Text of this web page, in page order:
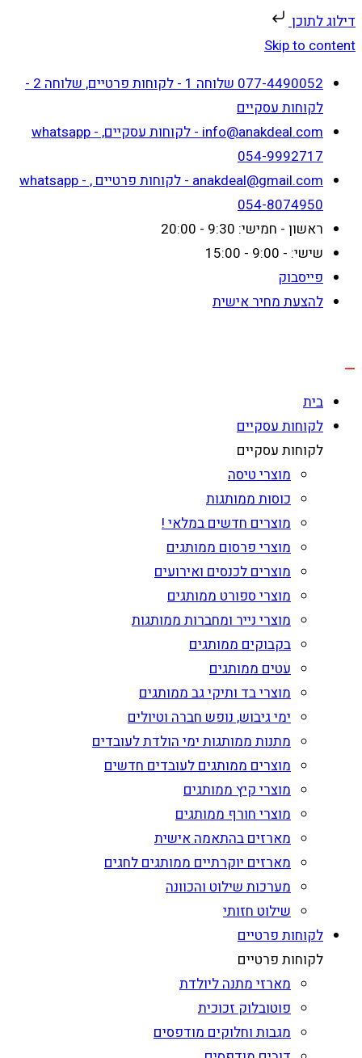
דילוג לתוכן
Skip to content
077-4490052 שלוחה 1 - לקוחות פרטיים, שלוחה 2 -
לקוחות עסקיים
info@anakdeal.com - לקוחות עסקיים, whatsapp -
054-9992717
anakdeal@gmail.com - לקוחות פרטיים , whatsapp -
054-8074950
ראשון - חמישי: 9:30 - 20:00
שישי: - 9:00 - 15:00
פייסבוק
להצעת מחיר אישית
בית
לקוחות עסקיים
לקוחות עסקיים
מוצרי טיסה
כוסות ממותגות
מוצרים חדשים במלאי !
מוצרי פרסום ממותגים
מוצרים לכנסים ואירועים
מוצרי ספורט ממותגים
מוצרי נייר ומחברות ממותגות
בקבוקים ממותגים
עטים ממותגים
מוצרי בד ותיקי גב ממותגים
ימי גיבוש, נופש חברה וטיולים
מתנות ממותגות ימי הולדת לעובדים
מוצרים ממותגים לעובדים חדשים
מוצרי קיץ ממותגים
מוצרי חורף ממותגים
מארזים בהתאמה אישית
מארזים יוקרתיים ממותגים לחגים
מערכות שילוט והכוונה
שילוט חזותי
לקוחות פרטיים
לקוחות פרטיים
מארזי מתנה ליולדת
פוטובלוק זכוכית
מגבות וחלוקים מודפסים